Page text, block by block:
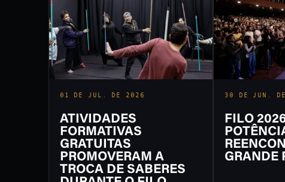
01 DE JUL. DE 2026
ATIVIDADES
FORMATIVAS
GRATUITAS
PROMOVERAM A
TROCA DE SABERES
30 DE JUN.
FILO
GRANDE